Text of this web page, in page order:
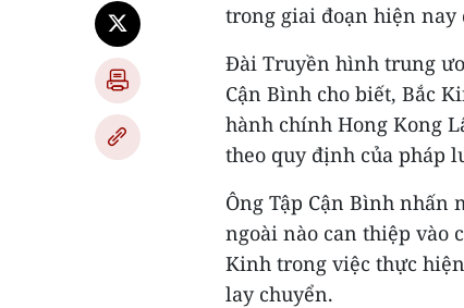
trong giai đoạn hiện nay
Đài Truyền hình trung
Cận Bình cho biết, Bắc
hành chính Hong Kong
theo quy định của pháp
Ông Tập Cận Bình nhấn
ngoài nào can thiệp vào
Kinh trong việc thực
lay chuyển.